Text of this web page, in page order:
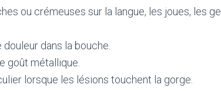
ou crémeuses sur la langue, les joues, les
dans la bouche.
goût métallique.
lorsque les lésions touchent la gorge.